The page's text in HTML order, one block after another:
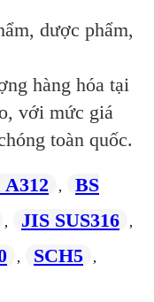
dược phẩm,
hàng hóa tại
với mức giá
toàn quốc.
,
BS
, JIS SUS316 ,
, SCH5 ,